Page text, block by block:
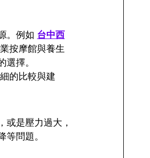
。例如 台中西
按摩館與養生
擇。
的比較與建
或是壓力過大，
問題。